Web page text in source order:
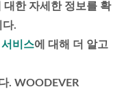
대한 자세한 정보를 확
다.
서비스에 대해 더 알고
. WOODEVER